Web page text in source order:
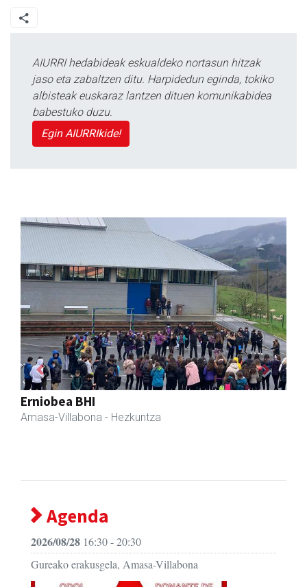
AIURRI hedabideak eskualdeko nortasun hitzak
jaso eta zabaltzen ditu. Harpidedun eginda, tokiko
albisteak euskaraz lantzen dituen komunikabidea
babestuko duzu.
Egin AIURRIkide!
Iraola aholkularitza
Amasa-Villabona - Abokatuak
Previous Next
Agenda
2026/08/28 16:30 - 20:30
Gureako erakusgela, Amasa-Villabona